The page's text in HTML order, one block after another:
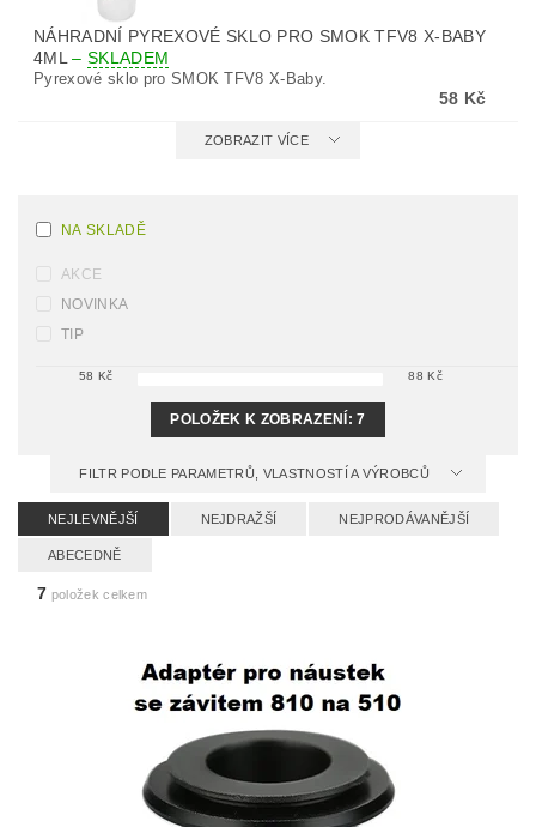
NÁHRADNÍ PYREXOVÉ SKLO PRO SMOK TFV8 X-BABY
4ML–SKLADEM
Pyrexové sklo pro SMOK TFV8 X-Baby.
58 Kč
ZOBRAZIT VÍCE
NA SKLADĚ
AKCE
NOVINKA
TIP
58 Kč 88 Kč
POLOŽEK K ZOBRAZENÍ:7
FILTR PODLE PARAMETRŮ, VLASTNOSTÍ A VÝROBCŮ
NEJLEVNĚJŠÍ NEJDRAŽŠÍ NEJPRODÁVANĚJŠÍ
ABECEDNĚ
7 položek celkem